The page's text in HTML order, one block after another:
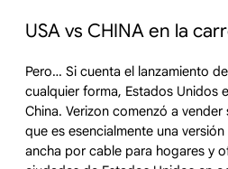
USA vs CHINA en la
Pero… Si cuenta el lanzamiento
cualquier forma, Estados Unidos
China. Verizon comenzó a
que es esencialmente una
ancha por cable para hogares y